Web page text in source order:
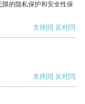
的隐私保护和安全性保
支持[0] 反对[0]
支持[0] 反对[0]